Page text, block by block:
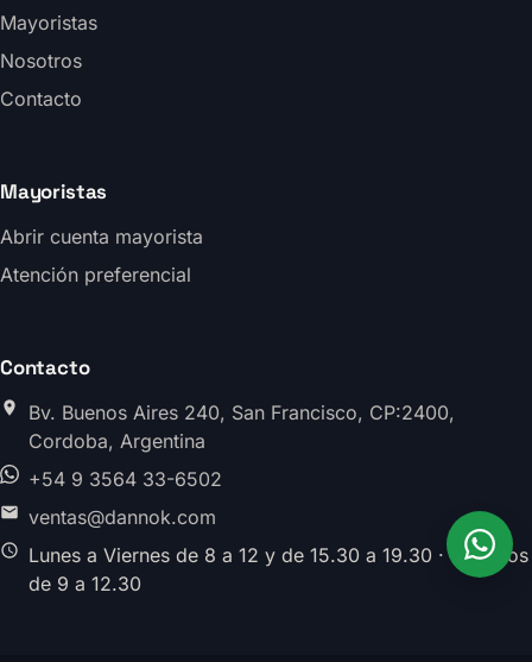
Mayoristas
Nosotros
Contacto
Mayoristas
Abrir cuenta mayorista
Atención preferencial
Contacto
Bv. Buenos Aires 240, San Francisco, CP:2400,
Cordoba, Argentina
+54 9 3564 33-6502
ventas@dannok.com
Lunes a Viernes de 8 a 12 y de 15.30 a 19.30 · Sabados
de 9 a 12.30